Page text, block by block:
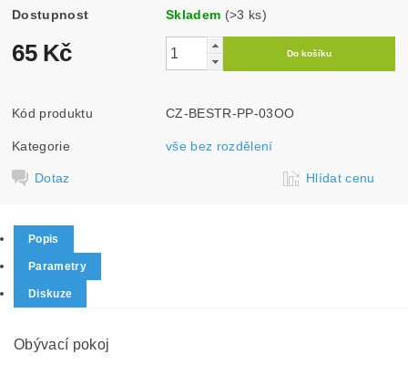
Dostupnost Skladem (>3 ks)
65 Kč
Kód produktu CZ-BESTR-PP-03OO
Kategorie vše bez rozdělení
Dotaz Hlídat cenu
Popis
Parametry
Diskuze
Obývací pokoj